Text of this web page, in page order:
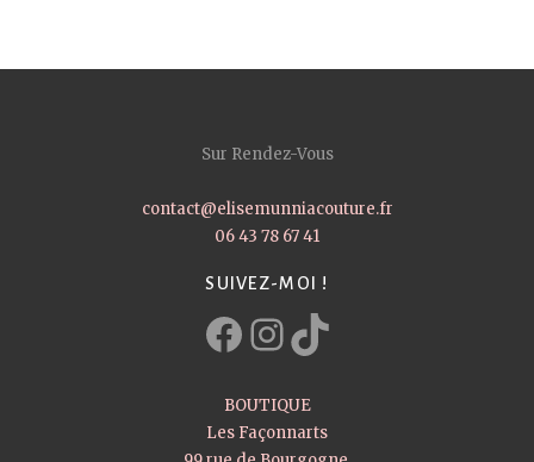
Sur Rendez-Vous
contact@elisemunniacouture.fr
06 43 78 67 41
SUIVEZ-MOI !
Facebook InstagramTikTok
BOUTIQUE
Les Façonnarts